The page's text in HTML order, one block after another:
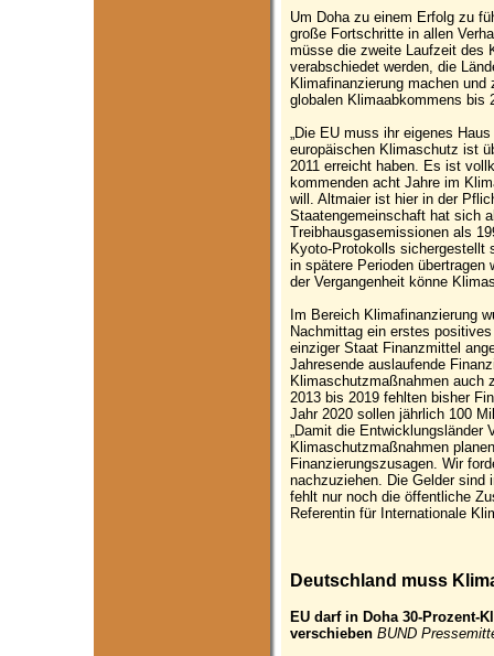
Um Doha zu einem Erfolg zu
große Fortschritte in allen
müsse die zweite Laufzeit des
verabschiedet werden, die
Klimafinanzierung machen
globalen Klimaabkommens bis
„Die EU muss ihr eigenes
europäischen Klimaschutz ist
2011 erreicht haben. Es ist
kommenden acht Jahre im
will. Altmaier ist hier in der
Staatengemeinschaft hat sich
Treibhausgasemissionen als
Kyoto-Protokolls sichergestellt
in spätere Perioden übertragen
der Vergangenheit könne
Im Bereich Klimafinanzierung
Nachmittag ein erstes
einziger Staat Finanzmittel
Jahresende auslaufende
Klimaschutzmaßnahmen auch
2013 bis 2019 fehlten bisher
Jahr 2020 sollen jährlich 100
„Damit die Entwicklungsländer
Klimaschutzmaßnahmen
Finanzierungszusagen. Wir
nachzuziehen. Die Gelder sind
fehlt nur noch die öffentliche
Referentin für Internationale
Deutschland muss
EU darf in Doha 30-Prozent-
verschieben BUND